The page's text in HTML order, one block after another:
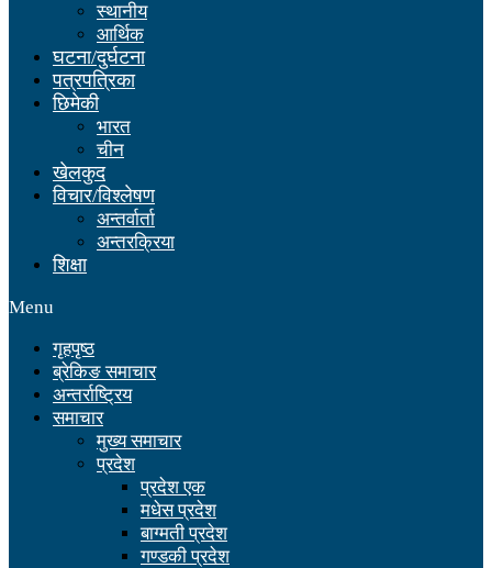
स्थानीय
आर्थिक
घटना/दुर्घटना
पत्रपत्रिका
छिमेकी
भारत
चीन
खेलकुद
विचार/विश्लेषण
अन्तर्वार्ता
अन्तरक्रिया
शिक्षा
Menu
गृहपृष्ठ
ब्रेकिङ समाचार
अन्तर्राष्ट्रिय
समाचार
मुख्य समाचार
प्रदेश
प्रदेश एक
मधेस प्रदेश
बाग्मती प्रदेश
गण्डकी प्रदेश